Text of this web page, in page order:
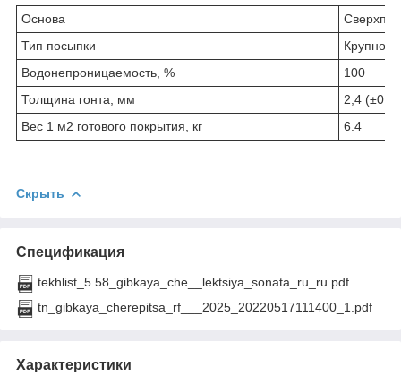
Основа
Тип посыпки
Водонепроницаемость, %
100
Толщина гонта, мм
2,4 (±0,2)
Вес 1 м2 готового покрытия, кг
6.4
Скрыть
Спецификация
tekhlist_5.58_gibkaya_che__lektsiya_sonata_ru_ru.pdf
tn_gibkaya_cherepitsa_rf___2025_20220517111400_1.pdf
Характеристики